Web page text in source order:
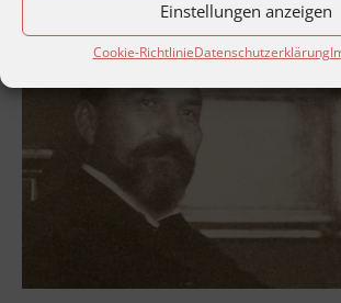
Einstellungen anzeigen
Cookie-RichtlinieDatenschutzerklärung